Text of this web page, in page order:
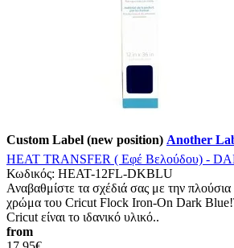
Custom Label (new position) Another
HEAT TRANSFER ( Εφέ Βελούδου) -
Κωδικός: HEAT-12FL-DKBLU
Αναβαθμίστε τα σχέδιά σας με την πλούσια
χρώμα του Cricut Flock Iron-On Dark
Cricut είναι το ιδανικό υλικό..
from